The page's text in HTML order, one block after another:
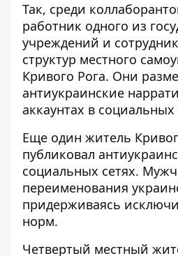
Так, среди
работник одного из
учреждений и
структур местного
Кривого Рога. Они
антиукраинские
аккаунтах в социальных
Еще один житель
публиковал
социальных сетях.
переименования
придерживаясь
норм.
Четвертый местный